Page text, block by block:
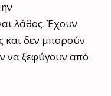
λάθος. Έχουν
και δεν μπορούν
να ξεφύγουν από